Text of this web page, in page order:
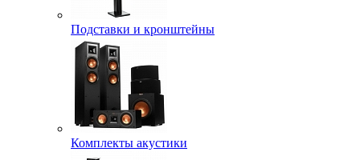
Подставки и кронштейны
Комплекты акустики